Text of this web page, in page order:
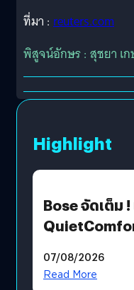
ที่มา : reuters.com
พิสูจน์อักษร : สุชยา เ
Highlight
Bose จัดเต็ม
07/08/2026
Read More